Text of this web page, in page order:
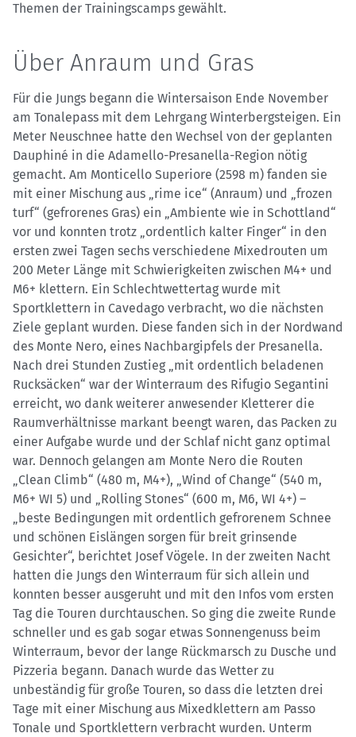
Themen der Trainingscamps gewählt.
Über Anraum und Gras
Für die Jungs begann die Wintersaison Ende November
am Tonalepass mit dem Lehrgang Winterbergsteigen. Ein
Meter Neuschnee hatte den Wechsel von der geplanten
Dauphiné in die Adamello-Presanella-Region nötig
gemacht. Am Monticello Superiore (2598 m) fanden sie
mit einer Mischung aus „rime ice“ (Anraum) und „frozen
turf“ (gefrorenes Gras) ein „Ambiente wie in Schottland“
vor und konnten trotz „ordentlich kalter Finger“ in den
ersten zwei Tagen sechs verschiedene Mixedrouten um
200 Meter Länge mit Schwierigkeiten zwischen M4+ und
M6+ klettern. Ein Schlechtwettertag wurde mit
Sportklettern in Cavedago verbracht, wo die nächsten
Ziele geplant wurden. Diese fanden sich in der Nordwand
des Monte Nero, eines Nachbargipfels der Presanella.
Nach drei Stunden Zustieg „mit ordentlich beladenen
Rucksäcken“ war der Winterraum des Rifugio Segantini
erreicht, wo dank weiterer anwesender Kletterer die
Raumverhältnisse markant beengt waren, das Packen zu
einer Aufgabe wurde und der Schlaf nicht ganz optimal
war. Dennoch gelangen am Monte Nero die Routen
„Clean Climb“ (480 m, M4+), „Wind of Change“ (540 m,
M6+ WI 5) und „Rolling Stones“ (600 m, M6, WI 4+) –
„beste Bedingungen mit ordentlich gefrorenem Schnee
und schönen Eislängen sorgen für breit grinsende
Gesichter“, berichtet Josef Vögele. In der zweiten Nacht
hatten die Jungs den Winterraum für sich allein und
konnten besser ausgeruht und mit den Infos vom ersten
Tag die Touren durchtauschen. So ging die zweite Runde
schneller und es gab sogar etwas Sonnengenuss beim
Winterraum, bevor der lange Rückmarsch zu Dusche und
Pizzeria begann. Danach wurde das Wetter zu
unbeständig für große Touren, so dass die letzten drei
Tage mit einer Mischung aus Mixedklettern am Passo
Tonale und Sportklettern verbracht wurden. Unterm